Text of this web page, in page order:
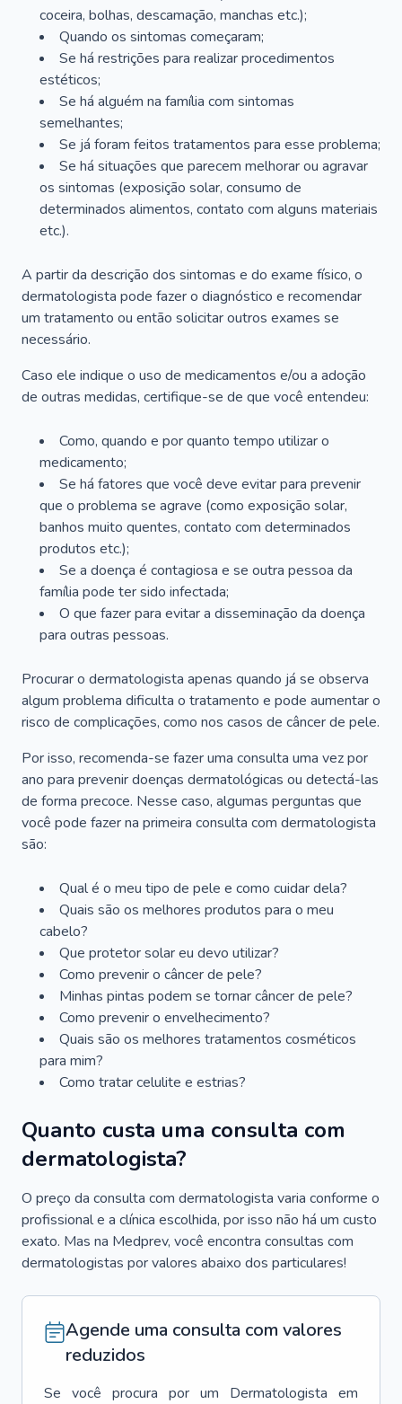
coceira, bolhas, descamação, manchas etc.);
Quando os sintomas começaram;
Se há restrições para realizar procedimentos
estéticos;
Se há alguém na família com sintomas
semelhantes;
Se já foram feitos tratamentos para esse problema;
Se há situações que parecem melhorar ou agravar
os sintomas (exposição solar, consumo de
determinados alimentos, contato com alguns materiais
etc.).
A partir da descrição dos sintomas e do exame físico, o
dermatologista pode fazer o diagnóstico e recomendar
um tratamento ou então solicitar outros exames se
necessário.
Caso ele indique o uso de medicamentos e/ou a adoção
de outras medidas, certifique-se de que você entendeu:
Como, quando e por quanto tempo utilizar o
medicamento;
Se há fatores que você deve evitar para prevenir
que o problema se agrave (como exposição solar,
banhos muito quentes, contato com determinados
produtos etc.);
Se a doença é contagiosa e se outra pessoa da
família pode ter sido infectada;
O que fazer para evitar a disseminação da doença
para outras pessoas.
Procurar o dermatologista apenas quando já se observa
algum problema dificulta o tratamento e pode aumentar o
risco de complicações, como nos casos de câncer de pele.
Por isso, recomenda-se fazer uma consulta uma vez por
ano para prevenir doenças dermatológicas ou detectá-las
de forma precoce. Nesse caso, algumas perguntas que
você pode fazer na primeira consulta com dermatologista
são:
Qual é o meu tipo de pele e como cuidar dela?
Quais são os melhores produtos para o meu
cabelo?
Que protetor solar eu devo utilizar?
Como prevenir o câncer de pele?
Minhas pintas podem se tornar câncer de pele?
Como prevenir o envelhecimento?
Quais são os melhores tratamentos cosméticos
para mim?
Como tratar celulite e estrias?
Quanto custa uma consulta com
dermatologista?
O preço da consulta com dermatologista varia conforme o
profissional e a clínica escolhida, por isso não há um custo
exato. Mas na Medprev, você encontra consultas com
dermatologistas por valores abaixo dos particulares!
Agende uma consulta com valores
reduzidos
Se você procura por um Dermatologista em